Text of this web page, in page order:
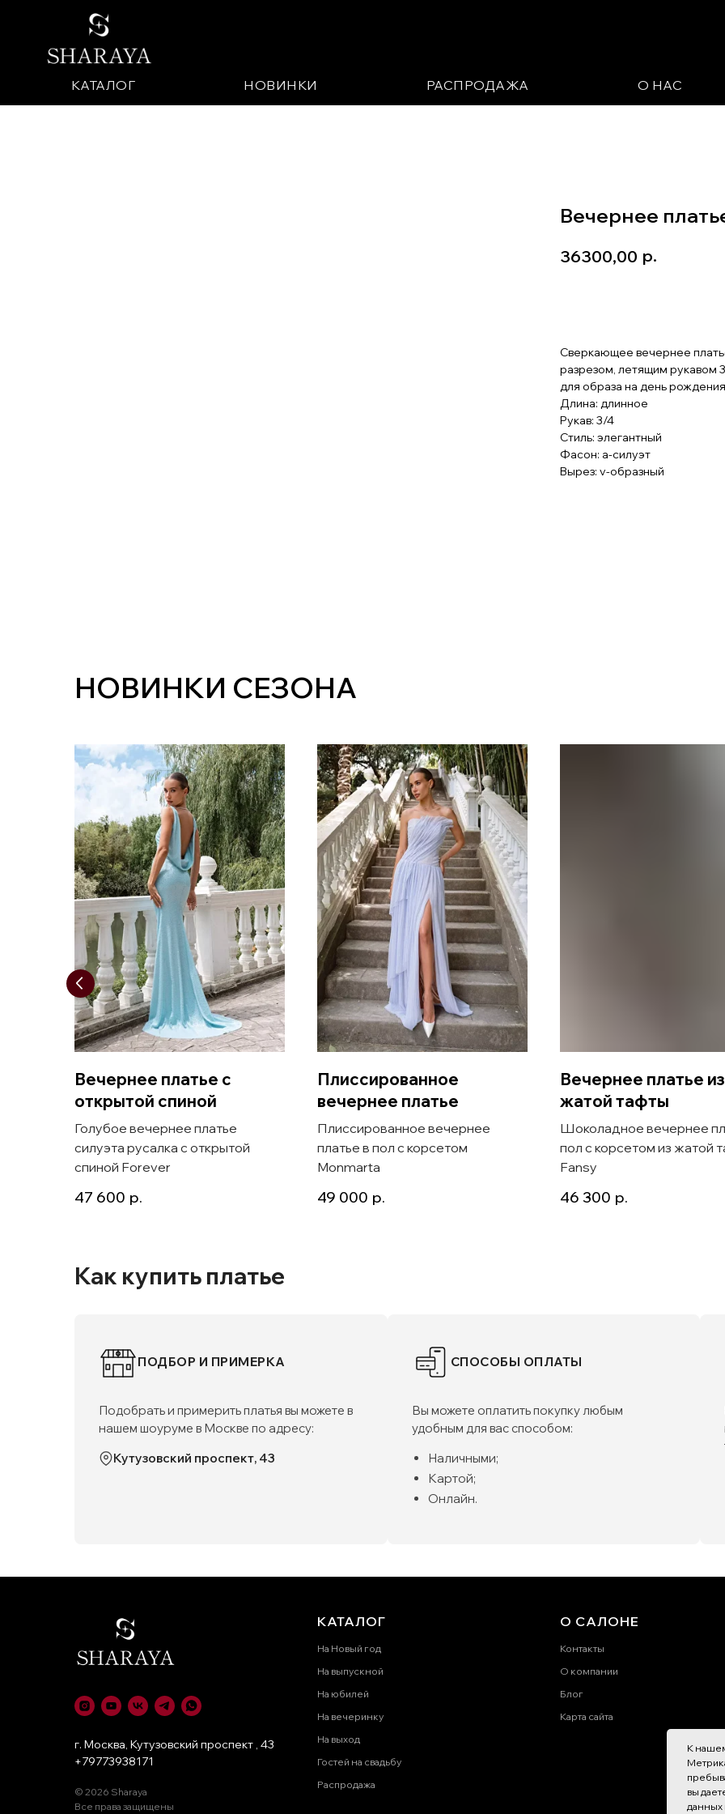
КАТАЛОГ НОВИНКИ РАСПРОДАЖА О НАС
К
вы
данных
Вечернее
36300,00 р.
Сверкающее вечернее
разрезом, летящим рукавом
для образа на день
Длина: длинное
Рукав: 3/4
Стиль: элегантный
Фасон: а-силуэт
Вырез: v-образный
НОВИНКИ СЕЗОНА
Вечернее платье с
открытой спиной
Голубое вечернее платье
силуэта русалка с открытой
спиной Forever
47 600 р.
Плиссированное
вечернее платье
Плиссированное вечернее
платье в пол с корсетом
Monmarta
49 000 р.
Вечернее платье из
жатой тафты
Шоколадное вечернее
пол с корсетом из жатой
Fansy
46 300 р.
Как купить платье
ПОДБОР И ПРИМЕРКА
Подобрать и примерить платья вы можете в
нашем шоуруме в Москве по адресу:
Кутузовский проспект, 43
СПОСОБЫ ОПЛАТЫ
Вы можете оплатить покупку любым
удобным для вас способом:
Наличными;
Картой;
Онлайн.
г. Москва, Кутузовский проспект , 43
+79773938171
© 2026 Sharaya
Все права защищены
КАТАЛОГ
На Новый год
На выпускной
На юбилей
На вечеринку
На выход
Гостей на свадьбу
Распродажа
О САЛОНЕ
Контакты
О компании
Блог
Карта сайта